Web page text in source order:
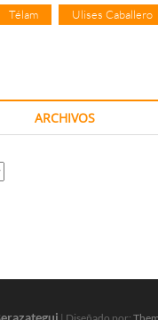
Télam Ulises Caballero
ARCHIVOS